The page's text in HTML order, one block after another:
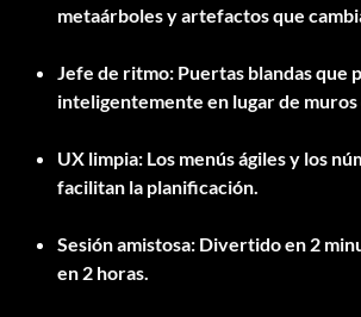
metaárboles y artefactos que
Jefe de ritmo: Puertas blandas que
inteligentemente en lugar de muros
UX limpia: Los menús ágiles y los
facilitan la planificación.
Sesión amistosa: Divertido en 2
en 2 horas.